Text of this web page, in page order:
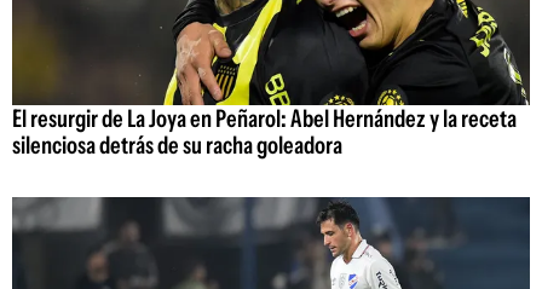
El resurgir de La Joya en Peñarol: Abel Hernández y la receta
silenciosa detrás de su racha goleadora